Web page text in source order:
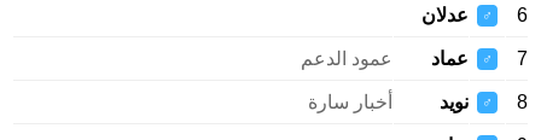
♂ عدلان
♂ عماد عمود الدعم
♂ نويد أخبار سارة